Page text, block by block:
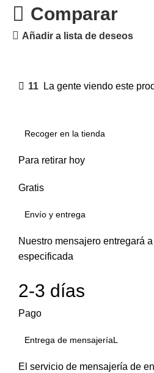
Comparar
Añadir a lista de deseos
11 La gente viendo este
Recoger en la tienda
Para retirar hoy
Gratis
Envío y entrega
Nuestro mensajero entregará
especificada
2-3 días
Pago
Entrega de mensajeríaL
El servicio de mensajería de